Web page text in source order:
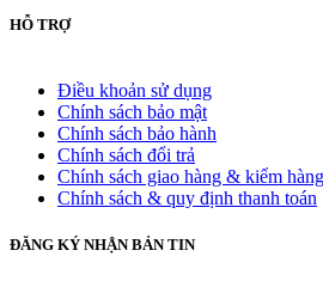
HỖ TRỢ
Điều khoản sử dụng
Chính sách bảo mật
Chính sách bảo hành
Chính sách đổi trả
Chính sách giao hàng & kiểm hàng
Chính sách & quy định thanh toán
ĐĂNG KÝ NHẬN BẢN TIN